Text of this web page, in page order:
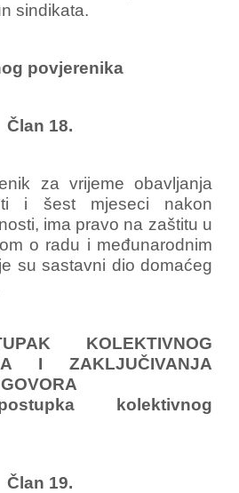
sindikata.
povjerenika
Član 18.
za vrijeme obavljanja
i šest mjeseci nakon
ima pravo na zaštitu u
o radu i međunarodnim
su sastavni dio domaćeg
KOLEKTIVNOG
I ZAKLJUČIVANJA
kolektivnog
Član 19.